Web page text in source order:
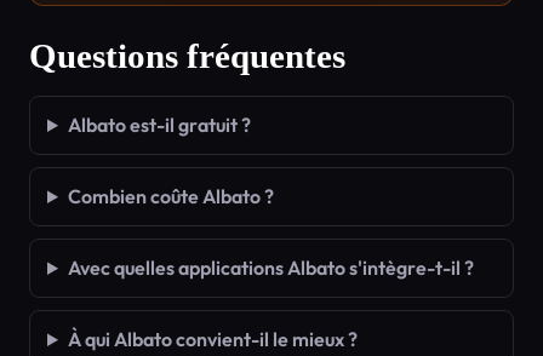
Questions fréquentes
Albato est-il gratuit ?
Combien coûte Albato ?
Avec quelles applications Albato s'intègre-t-il ?
À qui Albato convient-il le mieux ?